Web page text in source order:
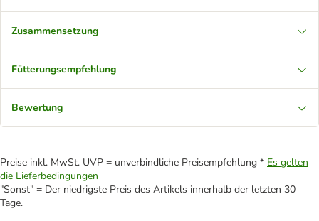
Zusammensetzung
Fütterungsempfehlung
Bewertung
Preise inkl. MwSt. UVP = unverbindliche Preisempfehlung * Es gelten
die Lieferbedingungen
"Sonst" = Der niedrigste Preis des Artikels innerhalb der letzten 30
Tage.